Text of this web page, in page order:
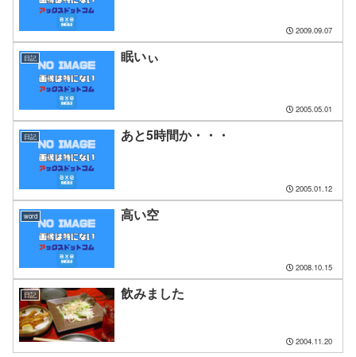
2009.09.07
日記 眠いぃ
2005.05.01
日記 あと5時間か・・・
2005.01.12
word 高い空
2008.10.15
日記 飲みました
2004.11.20